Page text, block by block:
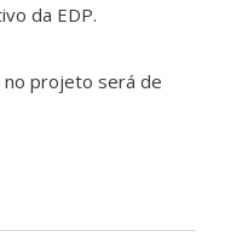
da EDP.
no projeto será de